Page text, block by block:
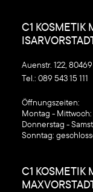
C1 KOSMETIK
Auenstr. 122,
Tel.: 089 543 15 111
‍Öffnungszeiten:
Montag - Mittwoch:
Donnerstag -
Sonntag:
C1 KOSMETIK